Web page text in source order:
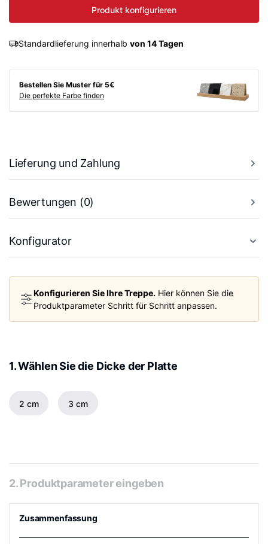
Produkt konfigurieren
Standardlieferung innerhalb von 14 Tagen
Bestellen Sie Muster für 5€
Die perfekte Farbe finden
Lieferung und Zahlung
Bewertungen (0)
Konfigurator
Konfigurieren Sie Ihre Treppe. Hier können Sie die
Produktparameter Schritt für Schritt anpassen.
1. Wählen Sie die Dicke der Platte
2 cm 3 cm
2. Produktparameter eingeben
Zusammenfassung